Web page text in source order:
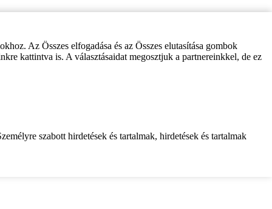
Az Összes elfogadása és az Összes elutasítása gombok
kattintva is. A választásaidat megosztjuk a partnereinkkel, de ez
szabott hirdetések és tartalmak, hirdetések és tartalmak